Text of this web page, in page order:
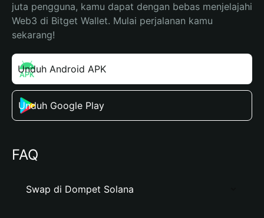
juta pengguna, kamu dapat dengan bebas menjelajahi
Web3 di Bitget Wallet. Mulai perjalanan kamu
sekarang!
Unduh Android APK
Unduh Google Play
FAQ
Swap di Dompet Solana